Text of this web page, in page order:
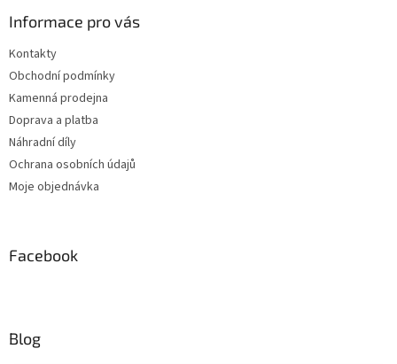
Informace pro vás
Kontakty
Obchodní podmínky
Kamenná prodejna
Doprava a platba
Náhradní díly
Ochrana osobních údajů
Moje objednávka
Facebook
Blog